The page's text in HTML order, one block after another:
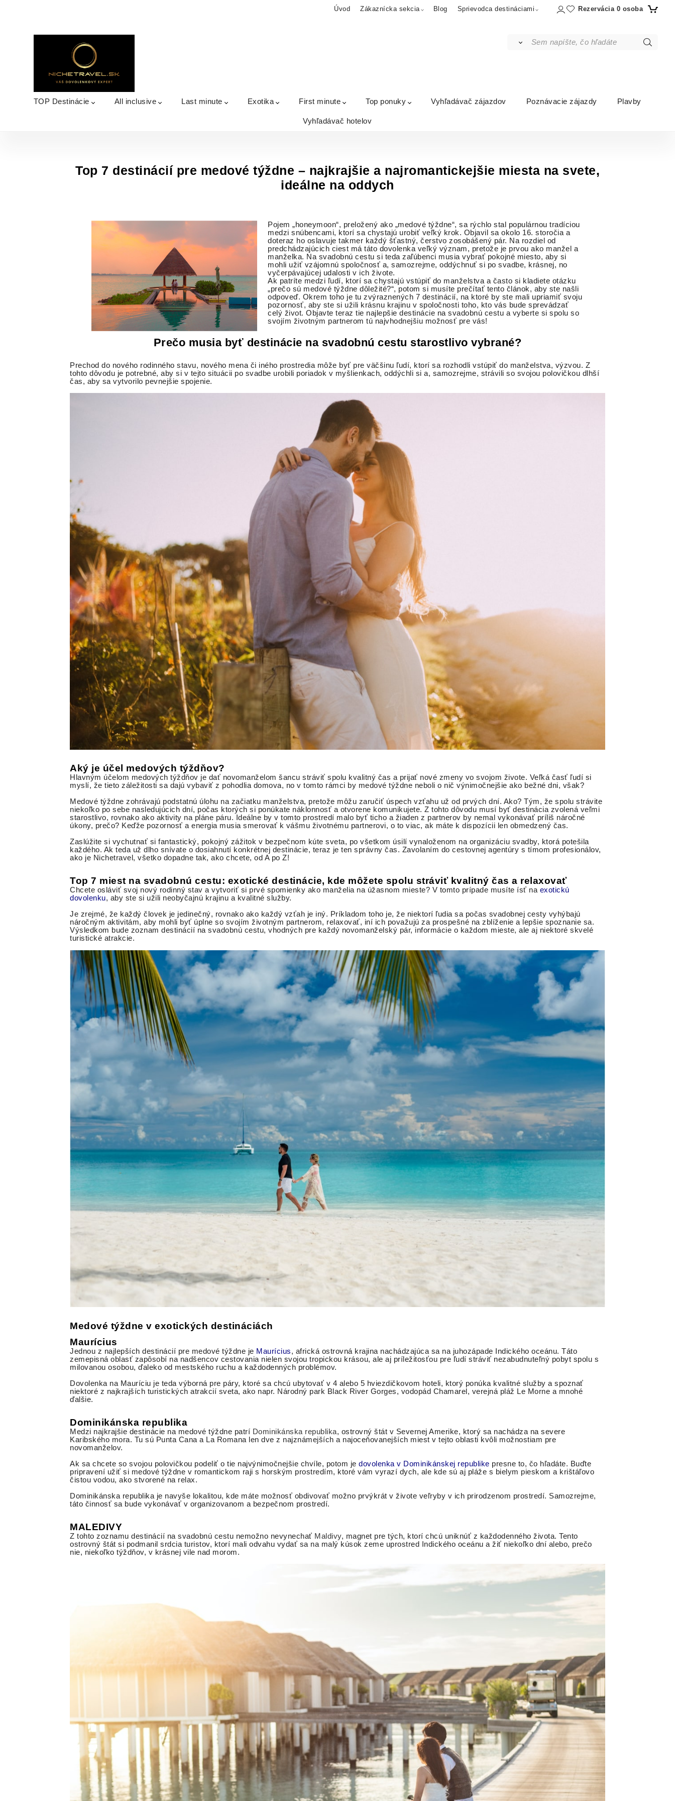
Úvod Zákaznícka sekcia Blog Sprievodca destináciami Rezervácia 0 osoba
TOP Destinácie All inclusive Last minute Exotika First minute Top ponuky Vyhľadávač zájazdov Poznávacie zájazdy Plavby
Vyhľadávač hotelov
Top 7 destinácií pre medové týždne – najkrajšie a najromantickejšie miesta na svete,
ideálne na oddych
Pojem „honeymoon“, preložený ako „medové týždne“, sa rýchlo stal populárnou tradíciou
medzi snúbencami, ktorí sa chystajú urobiť veľký krok. Objavil sa okolo 16. storočia a
doteraz ho oslavuje takmer každý šťastný, čerstvo zosobášený pár. Na rozdiel od
predchádzajúcich ciest má táto dovolenka veľký význam, pretože je prvou ako manžel a
manželka. Na svadobnú cestu si teda zaľúbenci musia vybrať pokojné miesto, aby si
mohli užiť vzájomnú spoločnosť a, samozrejme, oddýchnuť si po svadbe, krásnej, no
vyčerpávajúcej udalosti v ich živote.
Ak patríte medzi ľudí, ktorí sa chystajú vstúpiť do manželstva a často si kladiete otázku
„prečo sú medové týždne dôležité?“, potom si musíte prečítať tento článok, aby ste našli
odpoveď. Okrem toho je tu zvýraznených 7 destinácií, na ktoré by ste mali upriamiť svoju
pozornosť, aby ste si užili krásnu krajinu v spoločnosti toho, kto vás bude sprevádzať
celý život. Objavte teraz tie najlepšie destinácie na svadobnú cestu a vyberte si spolu so
svojím životným partnerom tú najvhodnejšiu možnosť pre vás!
Prečo musia byť destinácie na svadobnú cestu starostlivo vybrané?
Prechod do nového rodinného stavu, nového mena či iného prostredia môže byť pre väčšinu ľudí, ktorí sa rozhodli vstúpiť do manželstva, výzvou. Z
tohto dôvodu je potrebné, aby si v tejto situácii po svadbe urobili poriadok v myšlienkach, oddýchli si a, samozrejme, strávili so svojou polovičkou dlhší
čas, aby sa vytvorilo pevnejšie spojenie.
Aký je účel medových týždňov?
Hlavným účelom medových týždňov je dať novomanželom šancu stráviť spolu kvalitný čas a prijať nové zmeny vo svojom živote. Veľká časť ľudí si
myslí, že tieto záležitosti sa dajú vybaviť z pohodlia domova, no v tomto rámci by medové týždne neboli o nič výnimočnejšie ako bežné dni, však?
Medové týždne zohrávajú podstatnú úlohu na začiatku manželstva, pretože môžu zaručiť úspech vzťahu už od prvých dní. Ako? Tým, že spolu strávite
niekoľko po sebe nasledujúcich dní, počas ktorých si ponúkate náklonnosť a otvorene komunikujete. Z tohto dôvodu musí byť destinácia zvolená veľmi
starostlivo, rovnako ako aktivity na pláne páru. Ideálne by v tomto prostredí malo byť ticho a žiaden z partnerov by nemal vykonávať príliš náročné
úkony, prečo? Keďže pozornosť a energia musia smerovať k vášmu životnému partnerovi, o to viac, ak máte k dispozícii len obmedzený čas.
Zaslúžite si vychutnať si fantastický, pokojný zážitok v bezpečnom kúte sveta, po všetkom úsilí vynaloženom na organizáciu svadby, ktorá potešila
každého. Ak teda už dlho snívate o dosiahnutí konkrétnej destinácie, teraz je ten správny čas. Zavolaním do cestovnej agentúry s tímom profesionálov,
ako je Nichetravel, všetko dopadne tak, ako chcete, od A po Z!
Top 7 miest na svadobnú cestu: exotické destinácie, kde môžete spolu stráviť kvalitný čas a relaxovať
Chcete osláviť svoj nový rodinný stav a vytvoriť si prvé spomienky ako manželia na úžasnom mieste? V tomto prípade musíte ísť na exotickú
dovolenku, aby ste si užili neobyčajnú krajinu a kvalitné služby.
Je zrejmé, že každý človek je jedinečný, rovnako ako každý vzťah je iný. Príkladom toho je, že niektorí ľudia sa počas svadobnej cesty vyhýbajú
náročným aktivitám, aby mohli byť úplne so svojím životným partnerom, relaxovať, iní ich považujú za prospešné na zblíženie a lepšie spoznanie sa.
Výsledkom bude zoznam destinácií na svadobnú cestu, vhodných pre každý novomanželský pár, informácie o každom mieste, ale aj niektoré skvelé
turistické atrakcie.
Medové týždne v exotických destináciách
Maurícius
Jednou z najlepších destinácií pre medové týždne je Maurícius, africká ostrovná krajina nachádzajúca sa na juhozápade Indického oceánu. Táto
zemepisná oblasť zapôsobí na nadšencov cestovania nielen svojou tropickou krásou, ale aj príležitosťou pre ľudí stráviť nezabudnuteľný pobyt spolu s
milovanou osobou, ďaleko od mestského ruchu a každodenných problémov.
Dovolenka na Mauríciu je teda výborná pre páry, ktoré sa chcú ubytovať v 4 alebo 5 hviezdičkovom hoteli, ktorý ponúka kvalitné služby a spoznať
niektoré z najkrajších turistických atrakcií sveta, ako napr. Národný park Black River Gorges, vodopád Chamarel, verejná pláž Le Morne a mnohé
ďalšie.
Dominikánska republika
Medzi najkrajšie destinácie na medové týždne patrí Dominikánska republika, ostrovný štát v Severnej Amerike, ktorý sa nachádza na severe
Karibského mora. Tu sú Punta Cana a La Romana len dve z najznámejších a najoceňovanejších miest v tejto oblasti kvôli možnostiam pre
novomanželov.
Ak sa chcete so svojou polovičkou podeliť o tie najvýnimočnejšie chvíle, potom jedovolenka v Dominikánskej republike presne to, čo hľadáte. Buďte
pripravení užiť si medové týždne v romantickom raji s horským prostredím, ktoré vám vyrazí dych, ale kde sú aj pláže s bielym pieskom a krištáľovo
čistou vodou, ako stvorené na relax.
Dominikánska republika je navyše lokalitou, kde máte možnosť obdivovať možno prvýkrát v živote veľryby v ich prirodzenom prostredí. Samozrejme,
táto činnosť sa bude vykonávať v organizovanom a bezpečnom prostredí.
MALEDIVY
Z tohto zoznamu destinácií na svadobnú cestu nemožno nevynechať Maldivy, magnet pre tých, ktorí chcú uniknúť z každodenného života. Tento
ostrovný štát si podmanil srdcia turistov, ktorí mali odvahu vydať sa na malý kúsok zeme uprostred Indického oceánu a žiť niekoľko dní alebo, prečo
nie, niekoľko týždňov, v krásnej vile nad morom.